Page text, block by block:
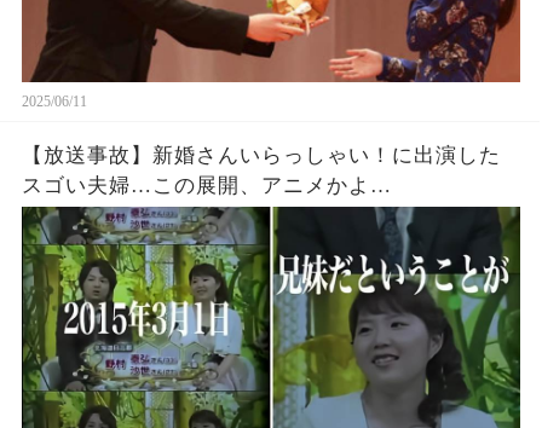
2025/06/11
【放送事故】新婚さんいらっしゃい！に出演した
スゴい夫婦…この展開、アニメかよ…